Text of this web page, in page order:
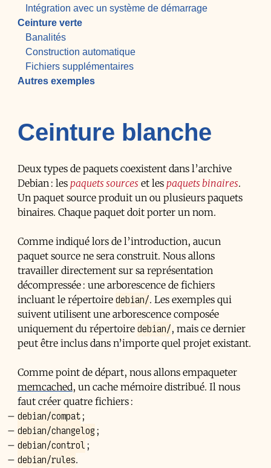
Intégration avec un système de démarrage
Ceinture verte
Banalités
Construction automatique
Fichiers supplémentaires
Autres exemples
Ceinture blanche
Deux types de paquets coexistent dans l’archive
Debian : les paquets sourceset les paquets binaires.
Un paquet source produit un ou plusieurs paquets
binaires. Chaque paquet doit porter un nom.
Comme indiqué lors de l’introduction, aucun
paquet source ne sera construit. Nous allons
travailler directement sur sa représentation
décompressée : une arborescence de fichiers
incluant le répertoire debian/. Les exemples qui
suivent utilisent une arborescence composée
uniquement du répertoire debian/, mais ce dernier
peut être inclus dans n’importe quel projet existant.
Comme point de départ, nous allons empaqueter
memcached, un cache mémoire distribué. Il nous
faut créer quatre fichiers :
debian/compat;
debian/changelog ;
debian/control ;
debian/rules.